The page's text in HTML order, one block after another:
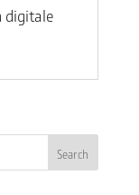
digitale